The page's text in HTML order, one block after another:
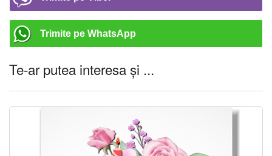
Trimite pe WhatsApp
Te-ar putea interesa și ...